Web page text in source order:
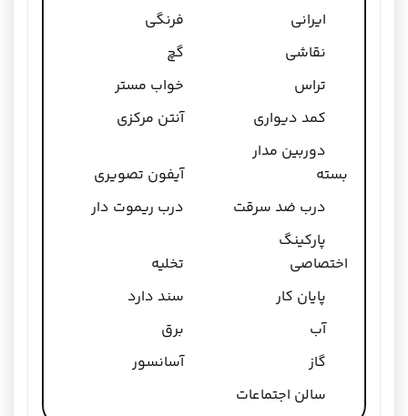
ایرانی
فرنگی
نقاشی
گچ
تراس
خواب مستر
کمد دیواری
آنتن مرکزی
دوربین مدار
بسته
آیفون تصویری
درب ضد سرقت
درب ریموت دار
پارکینگ
اختصاصی
تخلیه
پایان کار
سند دارد
آب
برق
گاز
آسانسور
سالن اجتماعات